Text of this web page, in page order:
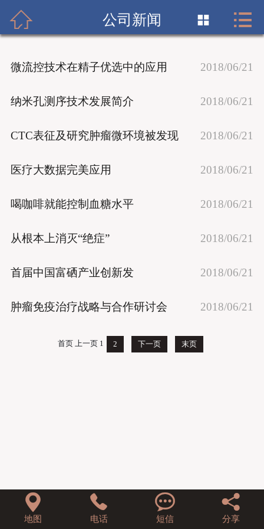
首页
新闻资讯
优势供应
在线订单
联系我们
 公司新闻  
微流控技术在精子优选中的应用 2018/06/21
纳米孔测序技术发展简介 2018/06/21
CTC表征及研究肿瘤微环境被发现 2018/06/21
医疗大数据完美应用 2018/06/21
喝咖啡就能控制血糖水平 2018/06/21
从根本上消灭“绝症” 2018/06/21
首届中国富硒产业创新发 2018/06/21
肿瘤免疫治疗战略与合作研讨会 2018/06/21
首页 上一页 1 2 下一页 末页

地图

电话

短信

分享